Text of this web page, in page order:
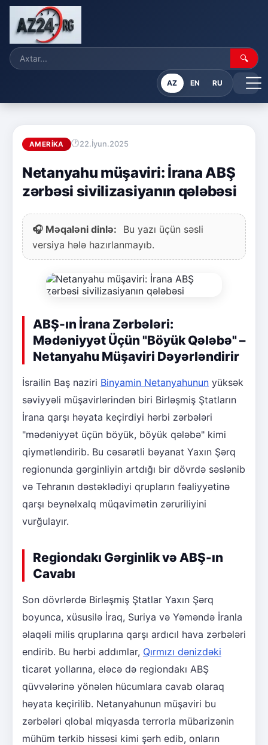
🔍
AZ EN RU
AMERIKA 22.İyun.2025
Netanyahu müşaviri: İrana ABŞ
zərbəsi sivilizasiyanın qələbəsi
🎧 Məqaləni dinlə:
Bu yazı üçün səsli
versiya hələ hazırlanmayıb.
ABŞ-ın İrana Zərbələri:
Mədəniyyət Üçün "Böyük Qələbə" –
Netanyahu Müşaviri Dəyərləndirir
İsrailin Baş naziri Binyamin Netanyahunun yüksək
səviyyəli müşavirlərindən biri Birləşmiş Ştatların
İrana qarşı həyata keçirdiyi hərbi zərbələri
"mədəniyyət üçün böyük, böyük qələbə" kimi
qiymətləndirib. Bu cəsarətli bəyanat Yaxın Şərq
regionunda gərginliyin artdığı bir dövrdə səslənib
və Tehranın dəstəklədiyi qrupların fəaliyyətinə
qarşı beynəlxalq müqavimətin zəruriliyini
vurğulayır.
Regiondakı Gərginlik və ABŞ-ın
Cavabı
Son dövrlərdə Birləşmiş Ştatlar Yaxın Şərq
boyunca, xüsusilə İraq, Suriya və Yəməndə İranla
əlaqəli milis qruplarına qarşı ardıcıl hava zərbələri
endirib. Bu hərbi addımlar, Qırmızı dənizdəki
ticarət yollarına, eləcə də regiondakı ABŞ
qüvvələrinə yönələn hücumlara cavab olaraq
həyata keçirilib. Netanyahunun müşaviri bu
zərbələri qlobal miqyasda terrorla mübarizənin
mühüm tərkib hissəsi kimi şərh edib, onların